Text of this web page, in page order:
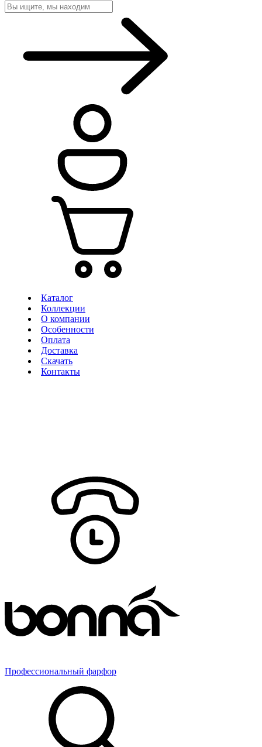
Каталог
Коллекции
О компании
Особенности
Оплата
Доставка
Скачать
Контакты
Профессиональный фарфор